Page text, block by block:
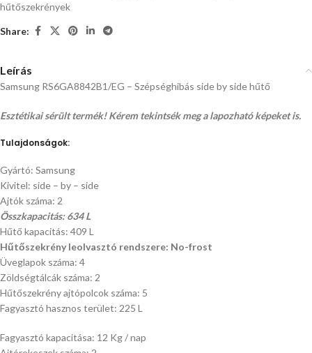
hűtőszekrények
Share:
Leírás
Samsung RS6GA8842B1/EG – Szépséghibás side by side hűtő
Esztétikai sérült termék! Kérem tekintsék meg a lapozható képeket is.
Tulajdonságok:
Gyártó: Samsung
Kivitel: side – by – side
Ajtók száma: 2
Összkapacitás: 634 L
Hűtő kapacitás: 409 L
Hűtőszekrény leolvasztó rendszere: No-frost
Üveglapok száma: 4
Zöldségtálcák száma: 2
Hűtőszekrény ajtópolcok száma: 5
Fagyasztó hasznos terület: 225 L
Fagyasztó kapacitása: 12 Kg / nap